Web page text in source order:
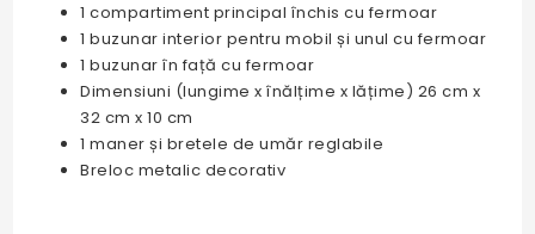
1 compartiment principal închis cu fermoar
1 buzunar interior pentru mobil și unul cu fermoar
1 buzunar în față cu fermoar
Dimensiuni (lungime x înălțime x lățime) 26 cm x
32 cm x 10 cm
1 maner și bretele de umăr reglabile
Breloc metalic decorativ